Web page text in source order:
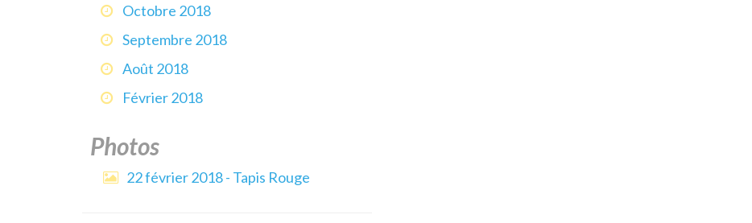
Octobre 2018
Septembre 2018
Août 2018
Février 2018
Photos
22 février 2018 - Tapis Rouge